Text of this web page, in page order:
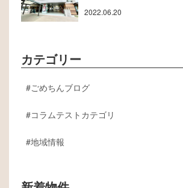
2022.06.20
カテゴリー
ごめちんブログ
コラムテストカテゴリ
地域情報